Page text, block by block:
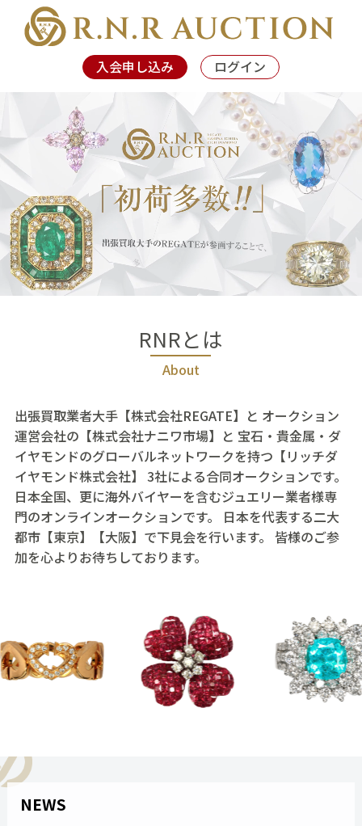
入会申し込み ログイン
RNRとは
About
出張買取業者大手【株式会社REGATE】と オークション
運営会社の【株式会社ナニワ市場】と 宝石・貴金属・ダ
イヤモンドのグローバルネットワークを持つ【リッチダ
イヤモンド株式会社】 3社による合同オークションです。
日本全国、更に海外バイヤーを含むジュエリー業者様専
門のオンラインオークションです。
日本を代表する二大
都市【東京】【大阪】で下見会を行います。 皆様のご参
加を心よりお待ちしております。
NEWS